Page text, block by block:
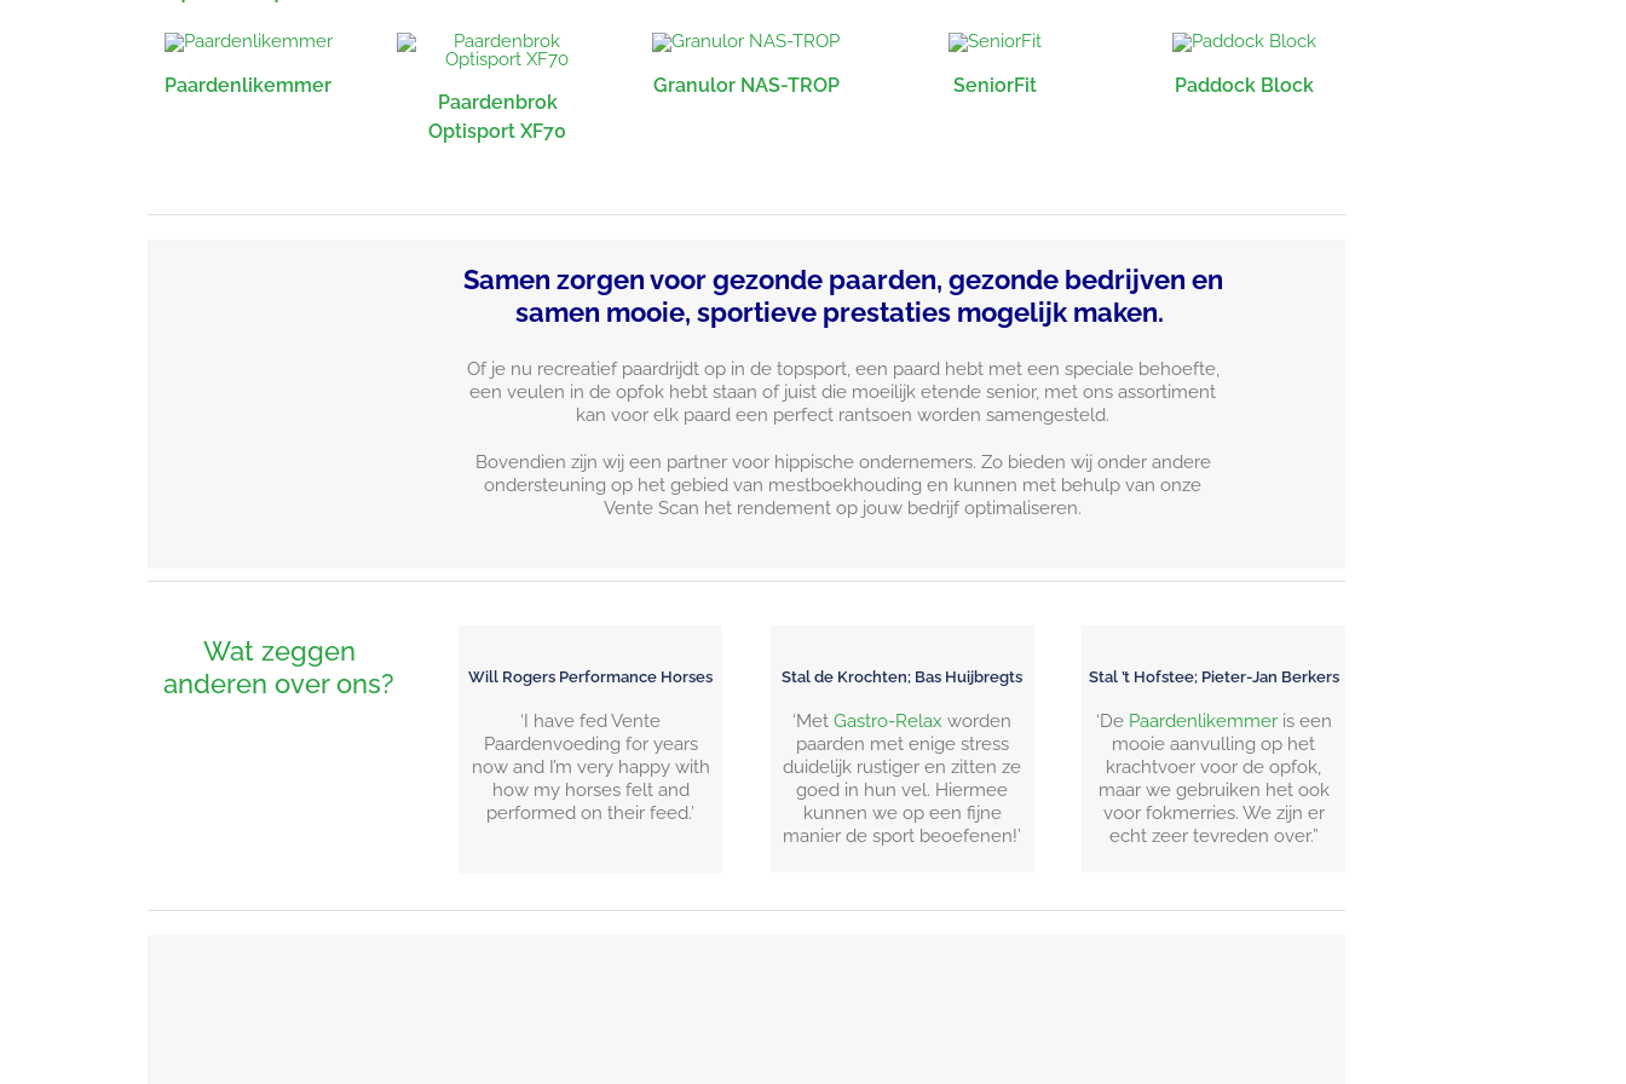
Paardenlikemmer
Paardenbrok
Optisport XF70
Granulor NAS-TROP SeniorFit Paddock Block
Samen zorgen voor gezonde paarden, gezonde bedrijven en
samen mooie, sportieve prestaties mogelijk maken.
Of je nu recreatief paardrijdt op in de topsport, een paard hebt met een speciale behoefte,
een veulen in de opfok hebt staan of juist die moeilijk etende senior, met ons assortiment
kan voor elk paard een perfect rantsoen worden samengesteld.
Bovendien zijn wij een partner voor hippische ondernemers. Zo bieden wij onder andere
ondersteuning op het gebied van mestboekhouding en kunnen met behulp van onze
Vente Scan het rendement op jouw bedrijf optimaliseren.
Wat zeggen
anderen over ons?
Will Rogers Performance Horses
‘I have fed Vente
Paardenvoeding for years
now and I’m very happy with
how my horses felt and
performed on their feed.’
Stal de Krochten; Bas Huijbregts
‘MetGastro-Relax worden
paarden met enige stress
duidelijk rustiger en zitten ze
goed in hun vel. Hiermee
kunnen we op een fijne
manier de sport beoefenen!’
Stal ’t Hofstee; Pieter-Jan Berkers
‘De Paardenlikemmeris een
mooie aanvulling op het
krachtvoer voor de opfok,
maar we gebruiken het ook
voor fokmerries. We zijn er
echt zeer tevreden over.”